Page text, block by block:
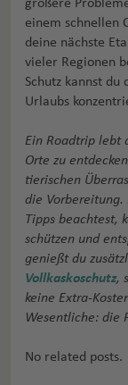
einem schnellen
deine nächste
vieler Regionen
Schutz kannst du
Urlaubs
Ein Roadtrip lebt
Orte zu
tierischen
die Vorbereitung.
Tipps beachtest,
schützen und
genießt du
Vollkaskoschutz,
keine Extra-
Wesentliche: die
No related posts.